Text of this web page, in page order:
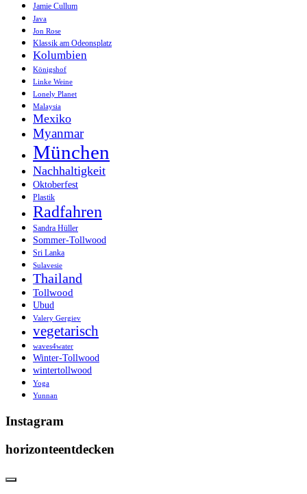
Jamie Cullum
Java
Jon Rose
Klassik am Odeonsplatz
Kolumbien
Königshof
Linke Weine
Lonely Planet
Malaysia
Mexiko
Myanmar
München
Nachhaltigkeit
Oktoberfest
Plastik
Radfahren
Sandra Hüller
Sommer-Tollwood
Sri Lanka
Sulavesie
Thailand
Tollwood
Ubud
Valery Gergiev
vegetarisch
waves4water
Winter-Tollwood
wintertollwood
Yoga
Yunnan
Instagram
horizonteentdecken